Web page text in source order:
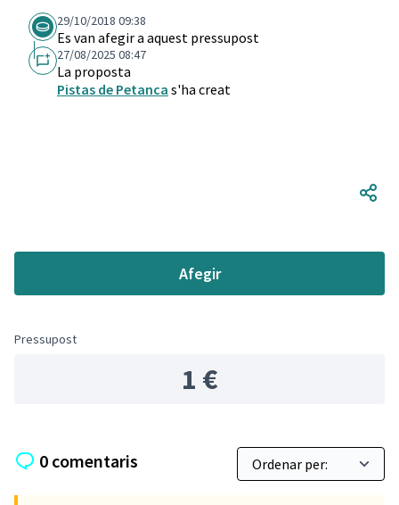
29/10/2018 09:38
Es van afegir a aquest pressupost
27/08/2025 08:47
La proposta
Pistas de Petanca s'ha creat
Afegir
Pressupost
1 €
0 comentaris